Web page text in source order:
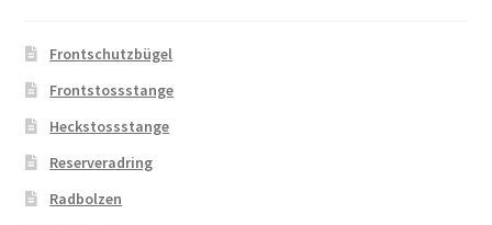
Frontschutzbügel
Frontstossstange
Heckstossstange
Reserveradring
Radbolzen